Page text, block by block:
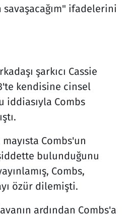
ifadelerini
şarkıcı Cassie
kendisine cinsel
iddiasıyla Combs
Combs'un
bulunduğunu
Combs,
özür dilemişti.
ardından Combs'a